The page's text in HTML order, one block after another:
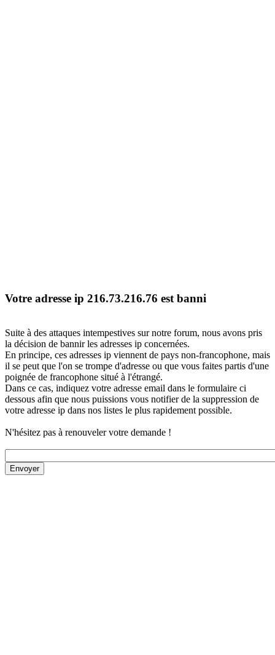
Votre adresse ip 216.73.216.76 est banni
Suite à des attaques intempestives sur notre forum, nous avons pris
la décision de bannir les adresses ip concernées.
En principe, ces adresses ip viennent de pays non-francophone, mais
il se peut que l'on se trompe d'adresse ou que vous faites partis d'une
poignée de francophone situé à l'étrangé.
Dans ce cas, indiquez votre adresse email dans le formulaire ci
dessous afin que nous puissions vous notifier de la suppression de
votre adresse ip dans nos listes le plus rapidement possible.
N'hésitez pas à renouveler votre demande !